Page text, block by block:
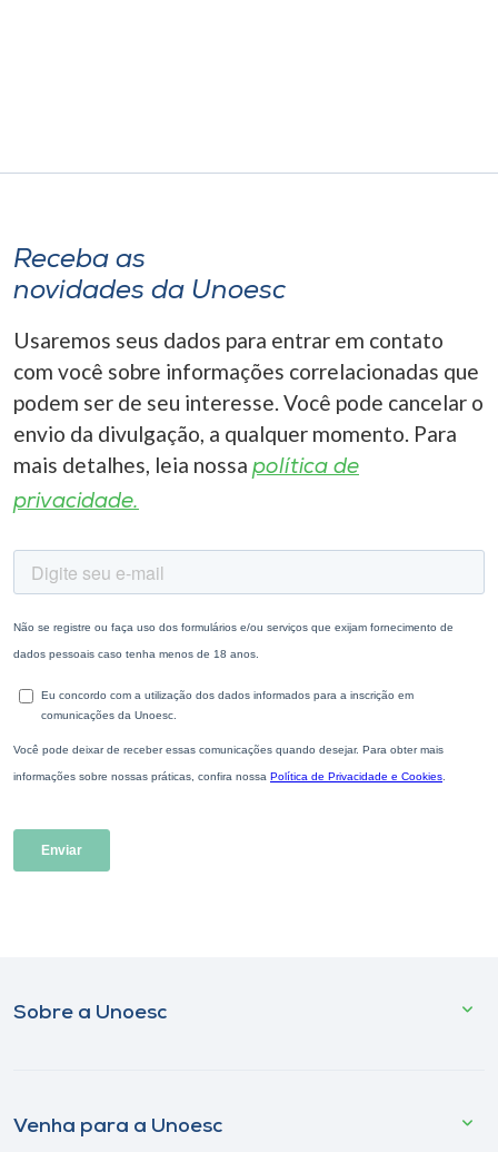
Receba as
novidades da Unoesc
Usaremos seus dados para entrar em contato
com você sobre informações correlacionadas que
podem ser de seu interesse. Você pode cancelar o
envio da divulgação, a qualquer momento. Para
mais detalhes, leia nossa política de
privacidade.
Sobre a Unoesc
Venha para a Unoesc